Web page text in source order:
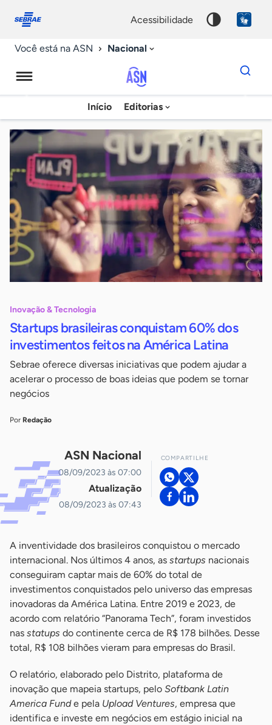
conosco
acessibilidade
Você está na ASN Nacional
Agência
Sebrae
de
Notícias
Início Editorias
Dados
para
chave
Inovação & Tecnologia
Startups brasileiras conquistam 60% dos
investimentos feitos na América Latina
Sebrae oferece diversas iniciativas que podem ajudar a
acelerar o processo de boas ideias que podem se tornar
negócios
Por Redação
ASN Nacional
08/09/2023 às 07:00
Atualização
08/09/2023 às 07:43
COMPARTILHE
A inventividade dos brasileiros conquistou o mercado
internacional. Nos últimos 4 anos, as startups nacionais
conseguiram captar mais de 60% do total de
investimentos conquistados pelo universo das empresas
inovadoras da América Latina. Entre 2019 e 2023, de
acordo com relatório “Panorama Tech”, foram investidos
nas statups do continente cerca de R$ 178 bilhões. Desse
total, R$ 108 bilhões vieram para empresas do Brasil.
O relatório, elaborado pelo Distrito, plataforma de
inovação que mapeia startups, pelo Softbank Latin
America Funde pela Upload Ventures, empresa que
identifica e investe em negócios em estágio inicial na